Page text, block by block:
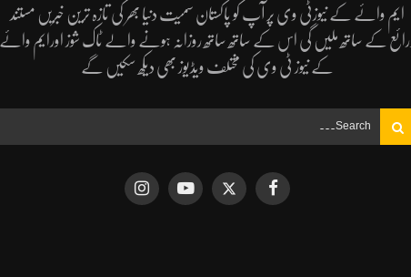
ایم وائے کے نیوزٹی وی پر آپ کو پاکستان سمیت دنیا بھر کی تازہ ترین خبریں مستند
کے ساتھ ملیں گی اس کے ساتھ ساتھ روزانہ ہونے والے ٹاک شوز اورایم وائے
کے نیوز ٹی وی کی مختلف ویڈیوز بھی دیکھ سکیں گے